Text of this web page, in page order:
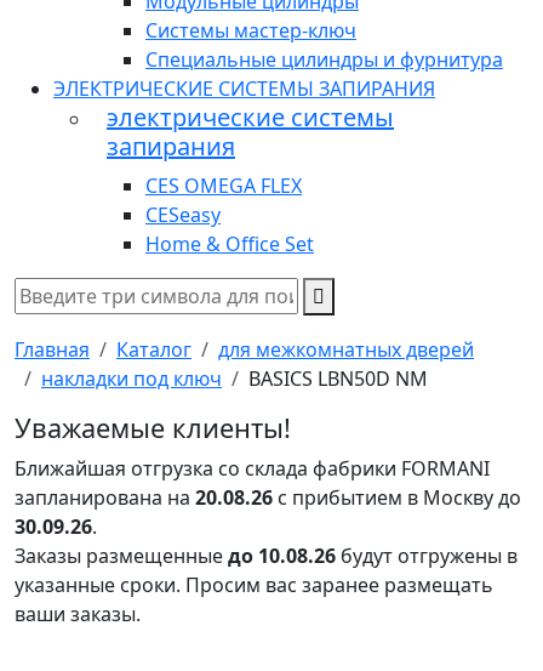
Системы мастер-ключ
Специальные цилиндры и фурнитура
ЭЛЕКТРИЧЕСКИЕ СИСТЕМЫ ЗАПИРАНИЯ
электрические системы
запирания
CES OMEGA FLEX
CESeasy
Home & Office Set
Главная Каталог
для межкомнатных дверей
накладки под ключ
BASICS LBN50D NM
Уважаемые клиенты!
Ближайшая отгрузка со склада фабрики FORMANI
запланирована на 20.08.26 с прибытием в Москву до
30.09.26.
Заказы размещенныедо 10.08.26 будут отгружены в
указанные сроки. Просим вас заранее размещать
ваши заказы.